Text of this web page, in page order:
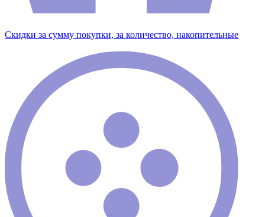
Скидки за сумму покупки, за количество, накопительные